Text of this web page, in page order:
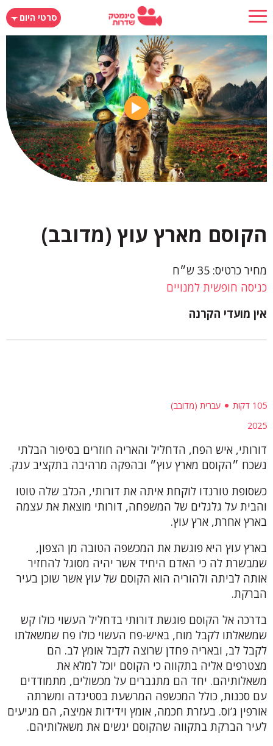
דילוג
לתוכן
העיקרי
סרטי היום
הקוסם מארץ עוץ (מדובב)
מחיר כרטיס: 35 ש״ח
כניסה חופשית למנויים
אין מועדי הקרנה
105 דקות
עברית (מדובב)
2025
דורותי, איש הפח, הדחליל והאריה חוזרים בסיפור הבלתי
נשכח ״הקוסם מארץ עוץ״ ובהפקה מרהיבה בתקציב ענק.
כשסופת טורנדו לוקחת איתה את דורותי, הכלב שלה טוטו
והבית על גלגלים של המשפחה, דורותי מוצאת את עצמה
בארץ אחרת, ארץ עוץ.
בארץ עוץ היא פוגשת את המכשפה הטובה מן הצפון,
שמבשרת לה כי האדם היחיד אשר יהיה מסוגל להחזיר
אותה לביתה ולהוריה הוא הקוסם של עוץ אשר שוכן בעיר
הברקת.
בדרכה אל הקוסם פוגשת דורותי בדחליל העשוי כולו קש
שמשאלתו לקבל מוח, באיש-פח העשוי כולו פח שמשאלתו
לקבל לב, ובאריה פחדן שרוצה לקבל אומץ לב. הם
מצטרפים אליה בתקווה כי הקוסם יוכל למלא את
משאלותיהם. יחד הם מתגברים על מכשולים, מתמודדים
עם סכנות, כולל המכשפה המרשעת בסטינדה ומשרתה
אורפין ג’וס. בעזרת חכמה, אומץ וידידות אמיצה, הם מגיעים
לעיר הברקת בתקווה שהקוסם יגשים את משאלותיהם.